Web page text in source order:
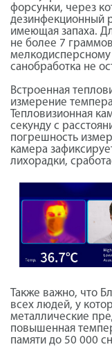
форсунки, через
дезинфекционный
имеющая запаха.
не более 7
санобработка не
Встроенная
измерение
Тепловизионная
секунду с
погрешность
камера
лихорадки,
Также важно, что
всех людей, у
металлические
повышенная
памяти до 50 000